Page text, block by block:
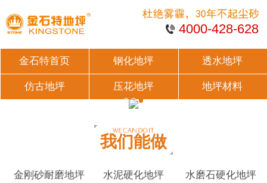
4000-428-628
金石特首页 钢化地坪 透水地坪
仿古地坪 压花地坪 地坪材料
我们能做
金刚砂耐磨地坪 水泥硬化地坪
水磨石硬化地坪